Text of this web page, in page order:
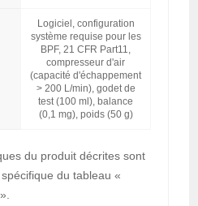
Logiciel, configuration
système requise pour les
BPF, 21 CFR Part11,
compresseur d'air
(capacité d'échappement
> 200 L/min), godet de
test (100 ml), balance
(0,1 mg), poids (50 g)
du produit décrites sont
du tableau «